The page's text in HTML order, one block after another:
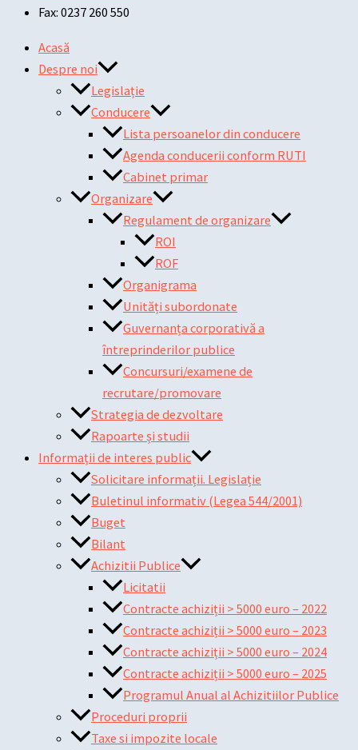
Fax: 0237 260 550
Acasă
Despre noi
Legislație
Conducere
Lista persoanelor din conducere
Agenda conducerii conform RUTI
Cabinet primar
Organizare
Regulament de organizare
ROI
ROF
Organigrama
Unități subordonate
Guvernanța corporativă a
întreprinderilor publice
Concursuri/examene de
recrutare/promovare
Strategia de dezvoltare
Rapoarte și studii
Informații de interes public
Solicitare informații. Legislație
Buletinul informativ (Legea 544/2001)
Buget
Bilant
Achizitii Publice
Licitatii
Contracte achiziții > 5000 euro – 2022
Contracte achiziții > 5000 euro – 2023
Contracte achiziții > 5000 euro – 2024
Contracte achiziții > 5000 euro – 2025
Programul Anual al Achizitiilor Publice
Proceduri proprii
Taxe si impozite locale